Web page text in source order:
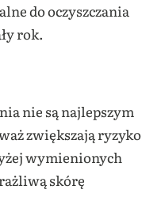
do oczyszczania
rok.
nie są najlepszym
zwiększają ryzyko
wymienionych
skórę